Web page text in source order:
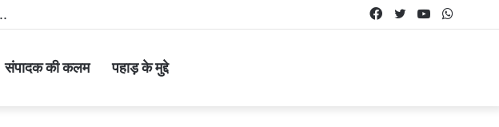
YouTube
Twitter
Facebook
संपादक की कलम पहाड़ के मुद्दे